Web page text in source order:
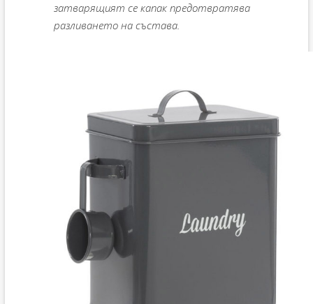
затварящият се капак предотвратява
разливането на състава.